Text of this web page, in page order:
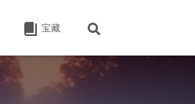
宝藏